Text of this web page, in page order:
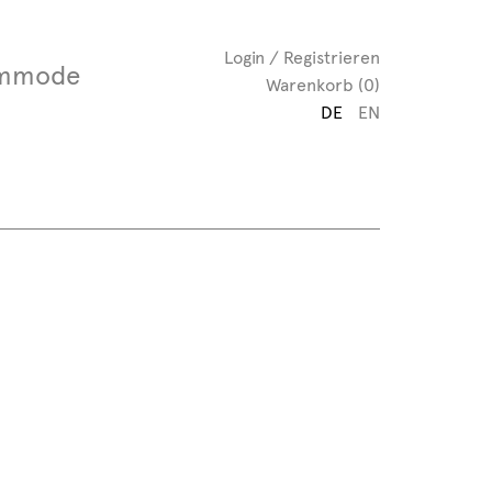
Login / Registrieren
Warenkorb (0)
DE
EN